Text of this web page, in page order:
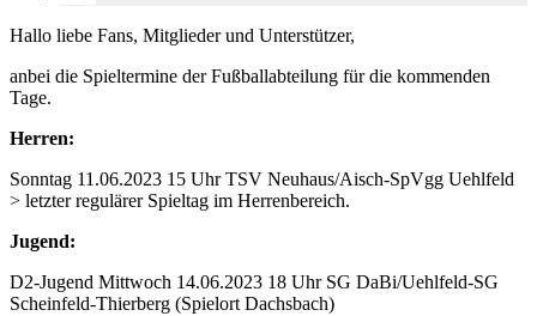
Hallo liebe Fans, Mitglieder und Unterstützer,
anbei die Spieltermine der Fußballabteilung für die kommenden
Tage.
Herren:
Sonntag 11.06.2023 15 Uhr TSV Neuhaus/Aisch-SpVgg Uehlfeld
> letzter regulärer Spieltag im Herrenbereich.
Jugend:
D2-Jugend Mittwoch 14.06.2023 18 Uhr SG DaBi/Uehlfeld-SG
Scheinfeld-Thierberg (Spielort Dachsbach)